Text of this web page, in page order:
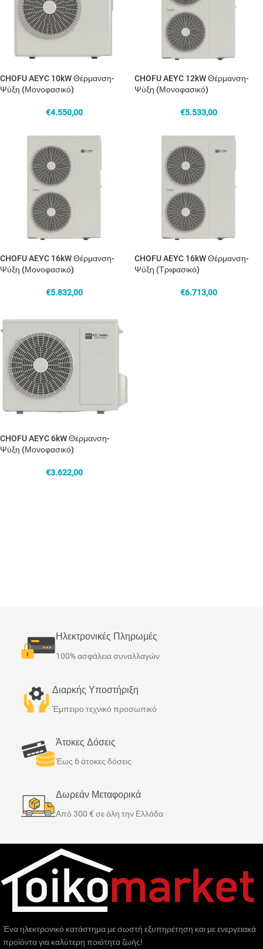
CHOFU AEYC 10kW Θέρμανση-
Ψύξη (Μονοφασικό)
€4.550,00
CHOFU AEYC 12kW Θέρμανση-
Ψύξη (Μονοφασικό)
€5.533,00
CHOFU AEYC 16kW Θέρμανση-
Ψύξη (Μονοφασικό)
€5.832,00
CHOFU AEYC 16kW Θέρμανση-
Ψύξη (Τριφασικό)
€6.713,00
CHOFU AEYC 6kW Θέρμανση-
Ψύξη (Μονοφασικό)
€3.622,00
Ηλεκτρονικές Πληρωμές
100% ασφάλεια συναλλαγών
Διαρκής Υποστήριξη
Έμπειρο τεχνικό προσωπικό
Άτοκες Δόσεις
Έως 6 άτοκες δόσεις
Δωρεάν Μεταφορικά
Από 300 € σε όλη την Ελλάδα
Ένα ηλεκτρονικό κατάστημα με σωστή εξυπηρέτηση και με ενεργειακά
προϊόντα για καλύτερη ποιότητα ζωής!